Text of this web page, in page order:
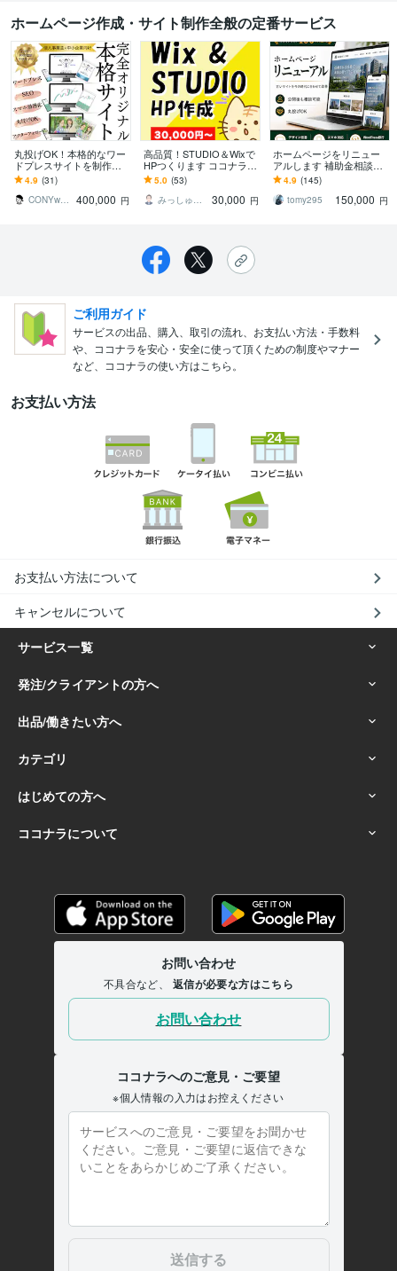
ホームページ作成・サイト制作全般の定番サービス
丸投げOK！本格的なワー
ドプレスサイトを制作し
ます 画像作成も料金内！
納品後アフターフォロー1
ヶ月
4.9 (31)
CONYworks
400,000 円
高品質！STUDIO＆Wixで
HPつくります ココナラ歴
4年の制作者が寄り添って
品質の高いHPを作りま
す！
5.0 (53)
みっしゅ＠Web制作
30,000 円
ホームページをリニュー
アルします 補助金相談
可。更新しやすいHP制
作。制作実績400件超。
4.9 (145)
tomy295
150,000 円
ご利用ガイド
サービスの出品、購入、取引の流れ、お支払い方法・手数料
や、ココナラを安心・安全に使って頂くための制度やマナー
など、ココナラの使い方はこちら。
お支払い方法
お支払い方法について
キャンセルについて